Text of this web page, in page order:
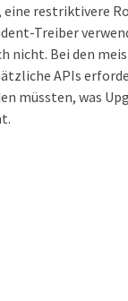
restriktivere
Treiber
nicht. Bei den
APIs
müssten, was